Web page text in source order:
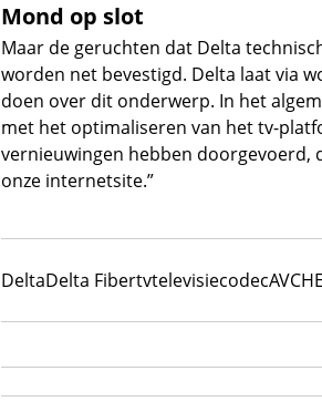
Mond op slot
Maar de geruchten dat Delta
worden net bevestigd. Delta laat via
doen over dit onderwerp. In het
met het optimaliseren van het tv-
vernieuwingen hebben doorgevoerd,
onze internetsite.”
DeltaDelta FibertvtelevisiecodecAVC